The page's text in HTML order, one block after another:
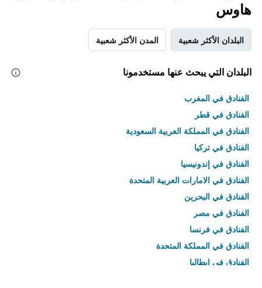
هاوس
البلدان الأكثر شعبية المدن الأكثر شعبية
البلدان التي يبحث عنها مستخدمونا
الفنادق في المغرب
الفنادق في قطر
الفنادق في المملكة العربية السعودية
الفنادق في تركيا
الفنادق في إندونيسيا
الفنادق في الامارات العربية المتحدة
الفنادق في البحرين
الفنادق في مصر
الفنادق في فرنسا
الفنادق في المملكة المتحدة
الفنادق في إيطاليا